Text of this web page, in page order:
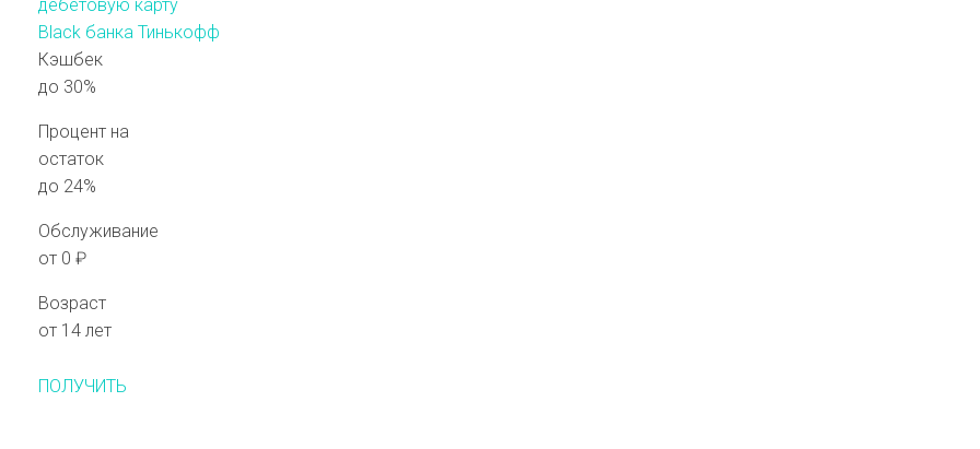
Кэшбек
до 30%
Процент на
остаток
до 24%
Обслуживание
от 0 ₽
Возраст
от 14 лет
ПОЛУЧИТЬ